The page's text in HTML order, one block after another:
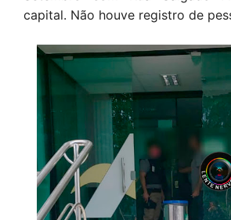
capital. Não houve registro de